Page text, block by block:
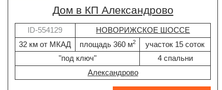
дом в КП Александрово
ID-554129
НОВОРИЖСКОЕ ШОССЕ
32 км от МКАД
площадь 360 м2
участок 15 соток
"под ключ"
4 спальни
Александрово